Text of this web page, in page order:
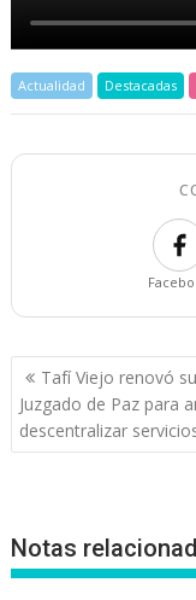
Actualidad Destacadas
Navegación
de
entradas
Tafí Viejo renovó su
Juzgado de Paz para
descentralizar
Notas